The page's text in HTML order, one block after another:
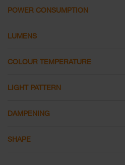
POWER CONSUMPTION
LUMENS
COLOUR TEMPERATURE
LIGHT PATTERN
DAMPENING
SHAPE